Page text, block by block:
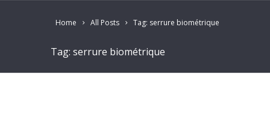
Home All Posts Tag: serrure biométrique
Tag: serrure biométrique